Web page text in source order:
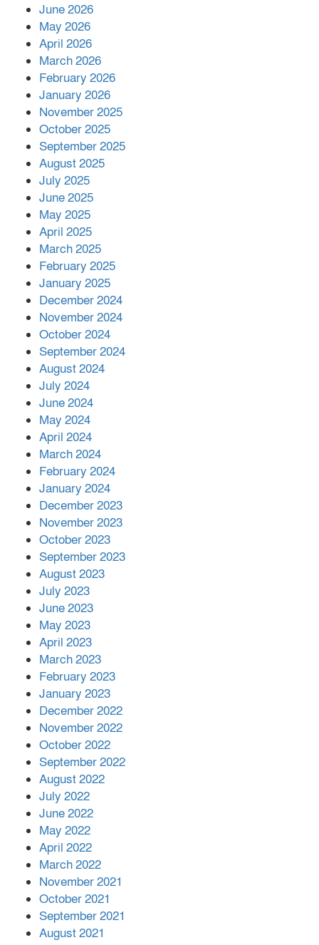
নলছিটিতে শ্রমিকদলের অবৈধ কমিটি
প্রকাশের অভিযোগ
আহত ৪০
June 2026
May 2026
April 2026
March 2026
February 2026
January 2026
November 2025
October 2025
September 2025
August 2025
July 2025
June 2025
May 2025
April 2025
March 2025
February 2025
January 2025
December 2024
November 2024
October 2024
September 2024
August 2024
July 2024
June 2024
May 2024
April 2024
March 2024
February 2024
January 2024
December 2023
November 2023
October 2023
September 2023
August 2023
July 2023
June 2023
May 2023
April 2023
March 2023
February 2023
January 2023
December 2022
November 2022
October 2022
September 2022
August 2022
July 2022
June 2022
May 2022
April 2022
March 2022
November 2021
October 2021
September 2021
August 2021